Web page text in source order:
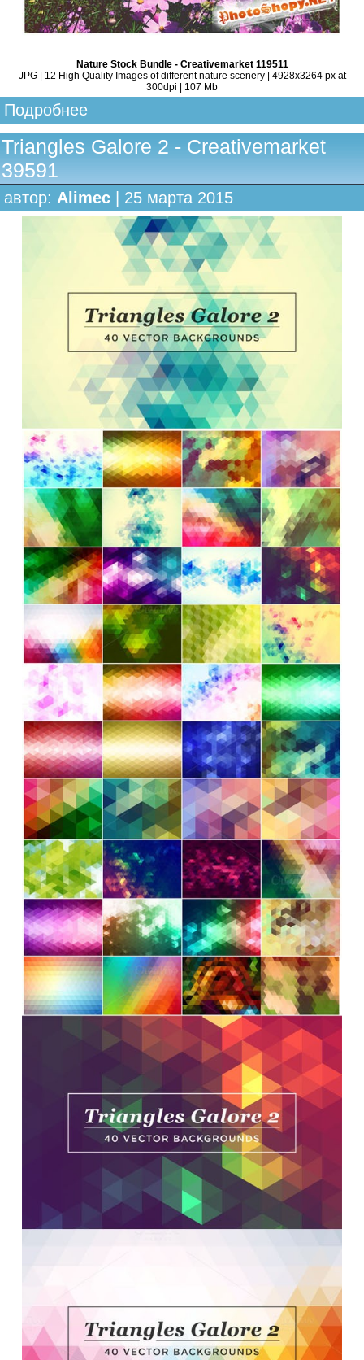
Nature Stock Bundle - Creativemarket 119511
JPG | 12 High Quality Images of different nature scenery | 4928x3264 px at
300dpi | 107 Mb
Подробнее
Triangles Galore 2 - Creativemarket
39591
автор: Alimec | 25 марта 2015